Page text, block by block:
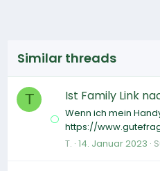
Similar threads
T Ist Family Link
Wenn ich mein
https://
T. 14. Januar 2023